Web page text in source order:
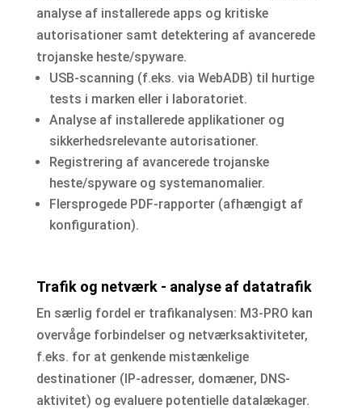
analyse af installerede apps og kritiske
autorisationer samt detektering af avancerede
trojanske heste/spyware.
USB-scanning (f.eks. via WebADB) til hurtige
tests i marken eller i laboratoriet.
Analyse af installerede applikationer og
sikkerhedsrelevante autorisationer.
Registrering af avancerede trojanske
heste/spyware og systemanomalier.
Flersprogede PDF-rapporter (afhængigt af
konfiguration).
Trafik og netværk - analyse af datatrafik
En særlig fordel er trafikanalysen: M3-PRO kan
overvåge forbindelser og netværksaktiviteter,
f.eks. for at genkende mistænkelige
destinationer (IP-adresser, domæner, DNS-
aktivitet) og evaluere potentielle datalækager.